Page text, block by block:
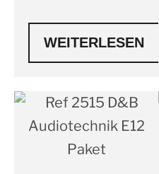
WEITERLESEN